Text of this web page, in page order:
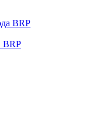
BRP